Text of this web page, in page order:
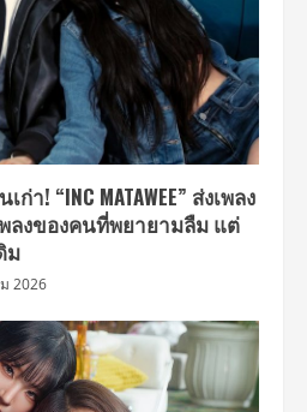
า! “INC MATAWEE” ส่งเพลง
พลงของคนที่พยายามลืม แต่
ม
2026